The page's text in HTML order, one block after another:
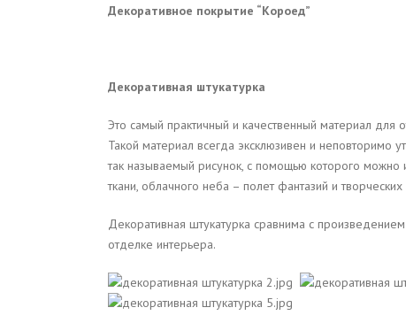
Декоративное покрытие “Короед”
Декоративная штукатурка
Это самый практичный и качественный материал
Такой материал всегда эксклюзивен и
так называемый рисунок, с помощью которого можно
ткани, облачного неба – полет фантазий и
Декоративная штукатурка сравнима с
отделке интерьера.